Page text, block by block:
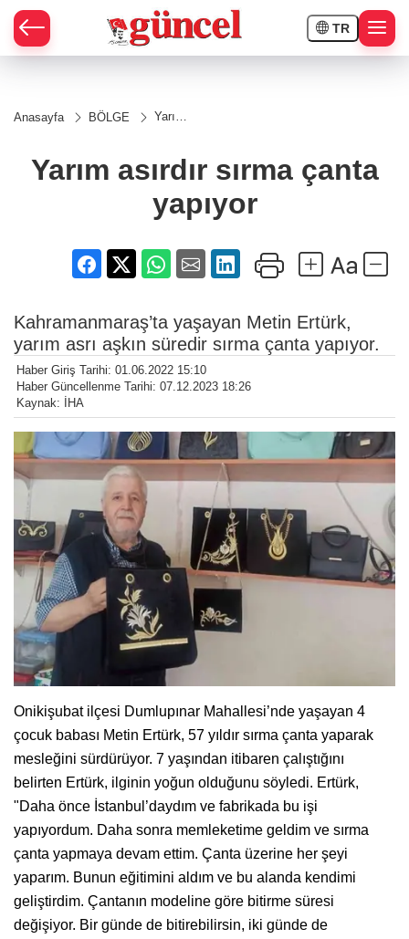
TR
Anasayfa BÖLGE
Yarım
çanta
yapıyor
Yarım asırdır sırma çanta
yapıyor
Kahramanmaraş’ta yaşayan Metin Ertürk,
yarım asrı aşkın süredir sırma çanta yapıyor.
Haber Giriş Tarihi: 01.06.2022 15:10
Haber Güncellenme Tarihi: 07.12.2023 18:26
Kaynak: İHA
Onikişubat ilçesi Dumlupınar Mahallesi’nde yaşayan 4
çocuk babası Metin Ertürk, 57 yıldır sırma çanta yaparak
mesleğini sürdürüyor. 7 yaşından itibaren çalıştığını
belirten Ertürk, ilginin yoğun olduğunu söyledi. Ertürk,
"Daha önce İstanbul’daydım ve fabrikada bu işi
yapıyordum. Daha sonra memleketime geldim ve sırma
çanta yapmaya devam ettim. Çanta üzerine her şeyi
yaparım. Bunun eğitimini aldım ve bu alanda kendimi
geliştirdim. Çantanın modeline göre bitirme süresi
değişiyor. Bir günde de bitirebilirsin, iki günde de